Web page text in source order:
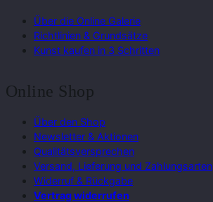
Über die Online Galerie
Richtlinien & Grundsätze
Kunst kaufen in 3 Schritten
Online Shop
Über den Shop
Newsletter & Aktionen
Qualitätsversprechen
Versand, Lieferung und Zahlungsarten
Widerruf & Rückgabe
Vertrag widerrufen